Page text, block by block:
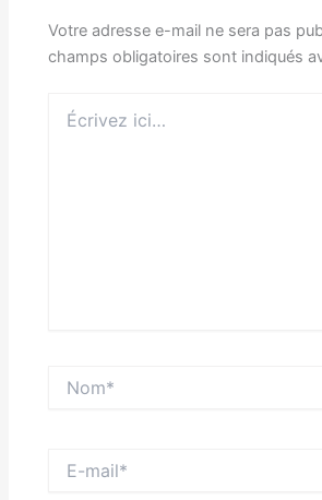
Votre adresse e-mail ne sera pas
champs obligatoires sont indiqués
ici…
mail*